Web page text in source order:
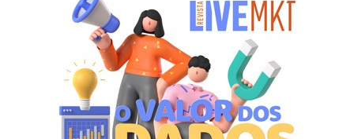
oficial, os vencedores terão até o dia 16 de setembro para
realizar a retirada presencial dos ingressos e brindes no
espaço Villa Atende, localizado no piso G1 do shopping.
“O SP Open é um torneio muito relevante para a cidade e
para essa região. Como estamos no evento de forma tão
profunda, nada mais justo do que proporcionar essa
experiência para alguns dos nossos clientes fiéis”,